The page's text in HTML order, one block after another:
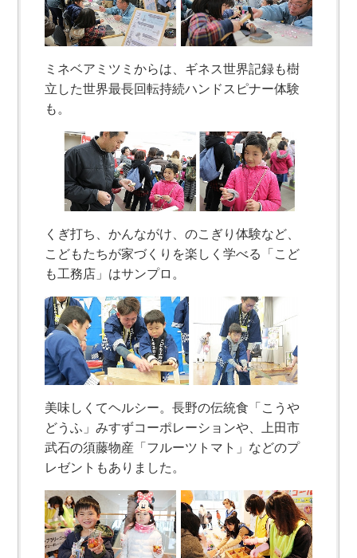
ミネベアミツミからは、ギネス世界記録も樹
立した世界最長回転持続ハンドスピナー体験
も。
くぎ打ち、かんながけ、のこぎり体験など、
こどもたちが家づくりを楽しく学べる「こど
も工務店」はサンプロ。
美味しくてヘルシー。長野の伝統食「こうや
どうふ」みすずコーポレーションや、上田市
武石の須藤物産「フルーツトマト」などのプ
レゼントもありました。